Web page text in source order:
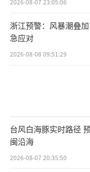
2026-08-07 23:05:06
浙江预警：风暴潮叠
急应对
2026-08-08 09:51:29
台风白海豚实时路径
闽沿海
2026-08-07 20:35:50